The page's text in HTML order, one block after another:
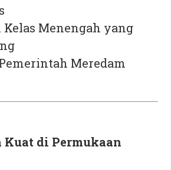
Kelas Menengah yang
Meredam
Kuat di Permukaan